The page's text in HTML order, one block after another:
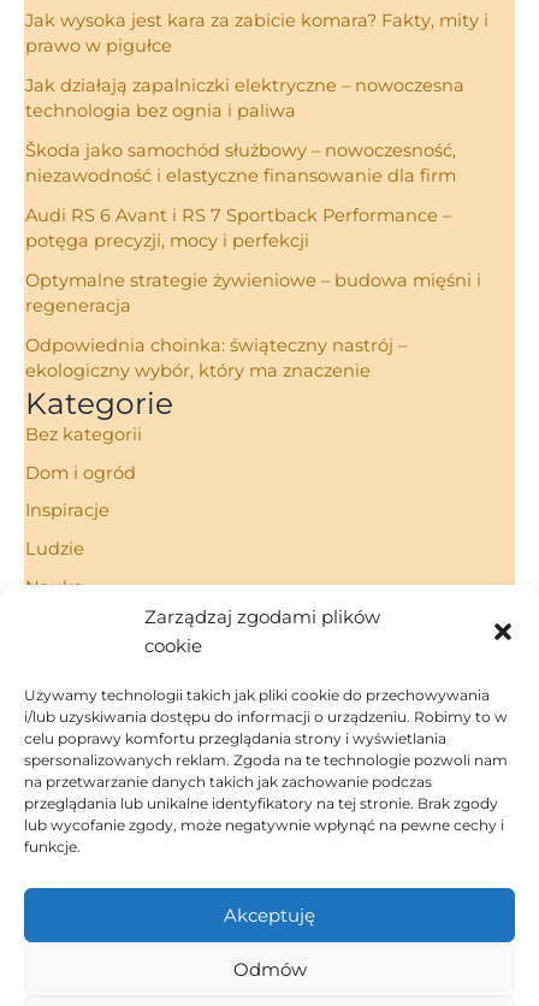
Zarządzaj zgodami plików
cookie
Używamy technologii takich jak pliki cookie do przechowywania
i/lub uzyskiwania dostępu do informacji o urządzeniu. Robimy to w
celu poprawy komfortu przeglądania strony i wyświetlania
spersonalizowanych reklam. Zgoda na te technologie pozwoli nam
na przetwarzanie danych takich jak zachowanie podczas
przeglądania lub unikalne identyfikatory na tej stronie. Brak zgody
lub wycofanie zgody, może negatywnie wpłynąć na pewne cechy i
funkcje.
Akceptuję
Odmów
Jak wysoka jest kara za zabicie komara? Fakty, mity i
prawo w pigułce
Jak działają zapalniczki elektryczne – nowoczesna
technologia bez ognia i paliwa
Škoda jako samochód służbowy – nowoczesność,
niezawodność i elastyczne finansowanie dla firm
Audi RS 6 Avant i RS 7 Sportback Performance –
potęga precyzji, mocy i perfekcji
Optymalne strategie żywieniowe – budowa mięśni i
regeneracja
Odpowiednia choinka: świąteczny nastrój –
ekologiczny wybór, który ma znaczenie
Kategorie
Bez kategorii
Dom i ogród
Inspiracje
Ludzie
Nauka
Strona Główna
Regulamin
Polityka Prywatności
Polityka Cookies